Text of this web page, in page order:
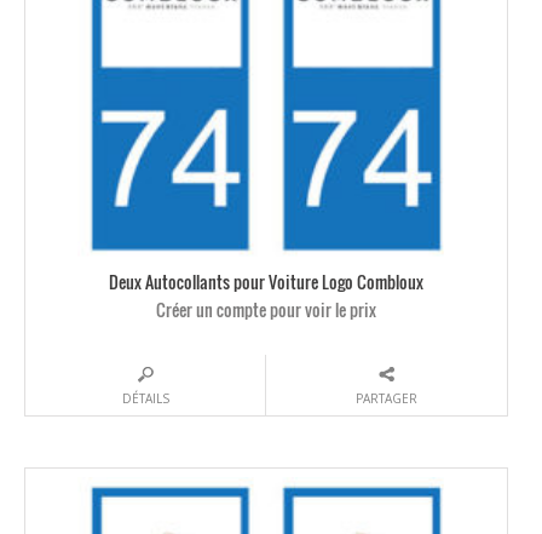
Deux Autocollants pour Voiture Logo Combloux
Créer un compte pour voir le prix
DÉTAILS PARTAGER